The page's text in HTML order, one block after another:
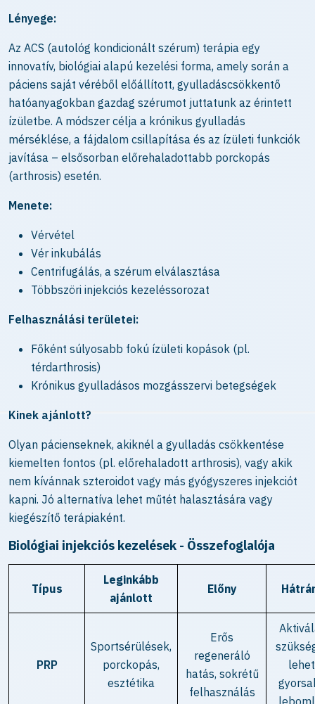
Lényege:
Az ACS (autológ kondicionált szérum) terápia egy
innovatív, biológiai alapú kezelési forma, amely során a
páciens saját véréből előállított, gyulladáscsökkentő
hatóanyagokban gazdag szérumot juttatunk az érintett
ízületbe. A módszer célja a krónikus gyulladás
mérséklése, a fájdalom csillapítása és az ízületi funkciók
javítása – elsősorban előrehaladottabb porckopás
(arthrosis) esetén.
Menete:
Vérvétel
Vér inkubálás
Centrifugálás, a szérum elválasztása
Többszöri injekciós kezeléssorozat
Felhasználási területei:
Főként súlyosabb fokú ízületi kopások (pl.
térdarthrosis)
Krónikus gyulladásos mozgásszervi betegségek
Kinek ajánlott?
Olyan pácienseknek, akiknél a gyulladás csökkentése
kiemelten fontos (pl. előrehaladott arthrosis), vagy akik
nem kívánnak szteroidot vagy más gyógyszeres injekciót
kapni. Jó alternatíva lehet műtét halasztására vagy
kiegészítő terápiaként.
Biológiai injekciós kezelések - Összefoglalója
Típus
Leginkább
ajánlott
Előny
PRP
Sportsérülések,
porckopás,
esztétika
Erős
regeneráló
hatás, sokrétű
felhasználás